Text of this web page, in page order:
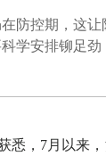
防控期，这
学安排铆足
，7月以来，